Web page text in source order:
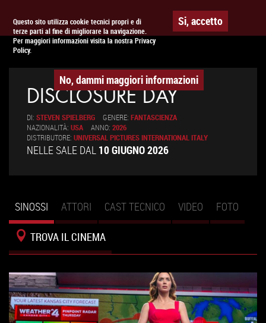
Questo sito utilizza cookie tecnici propri e di
terze parti al fine di migliorare la navigazione.
Per maggiori informazioni visita la nostra Privacy
Policy.
Si, accetto
No, dammi maggiori informazioni
APPUNTAMENTO AL CINEMA
DISCLOSURE DAY
DI: STEVEN SPIELBERG GENERE: FANTASCIENZA
NAZIONALITÀ: USA ANNO: 2026
DISTRIBUTORE: UNIVERSAL PICTURES INTERNATIONAL ITALY
NELLE SALE DAL 10 GIUGNO 2026
Schede primarie
SINOSSI (SCHEDA
ATTIVA)
ATTORI CAST TECNICO VIDEO FOTO
TROVA IL CINEMA